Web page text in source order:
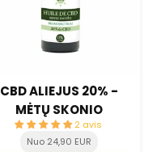
CBD ALIEJUS 20% -
MĖTŲ SKONIO
2 avis
Nuo 24,90 EUR